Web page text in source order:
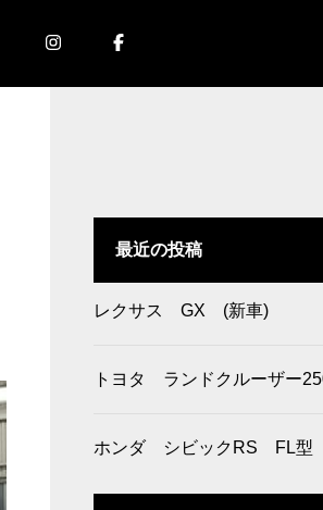
最近の投稿
レクサス GX (新車)
トヨタ ランドクルーザー
ホンダ シビックRS FL型